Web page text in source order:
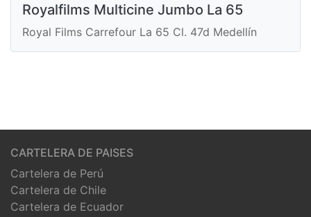
Royalfilms Multicine Jumbo La 65
Royal Films Carrefour La 65 Cl. 47d Medellín
CARTELERA DE PAISES
Cartelera de Perú
Cartelera de Chile
Cartelera de Ecuador